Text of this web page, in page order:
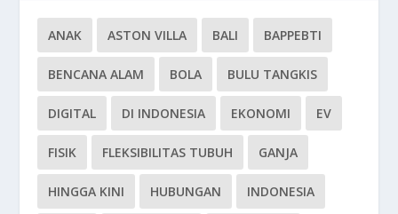
ANAK ASTON VILLA BALI BAPPEBTI
BENCANA ALAM BOLA BULU TANGKIS
DIGITAL DI INDONESIA EKONOMI EV
FISIK FLEKSIBILITAS TUBUH GANJA
HINGGA KINI HUBUNGAN INDONESIA